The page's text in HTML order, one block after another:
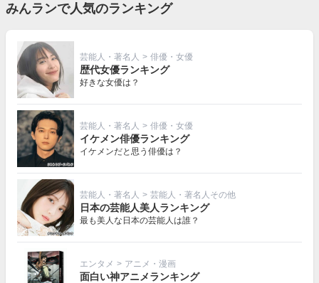
みんランで人気のランキング
芸能人・著名人 > 俳優・女優
歴代女優ランキング
好きな女優は？
芸能人・著名人 > 俳優・女優
イケメン俳優ランキング
イケメンだと思う俳優は？
芸能人・著名人 > 芸能人・著名人その他
日本の芸能人美人ランキング
最も美人な日本の芸能人は誰？
エンタメ > アニメ・漫画
面白い神アニメランキング